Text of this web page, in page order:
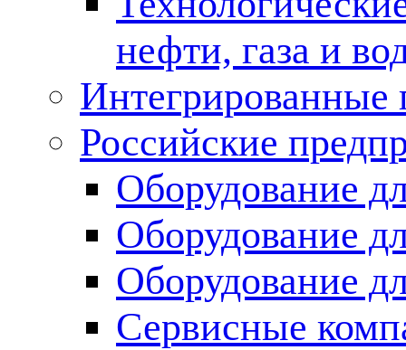
нефти, газа и
Российские
Оборудование
Оборудование
Оборудование
Сервисные